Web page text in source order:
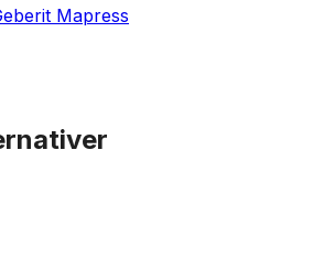
Mapress